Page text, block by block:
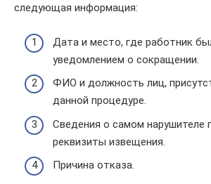
следующая информация:
Дата и место, где работник
уведомлением о сокращении.
ФИО и должность лиц,
данной процедуре.
Сведения о самом нарушителе
реквизиты извещения.
Причина отказа.